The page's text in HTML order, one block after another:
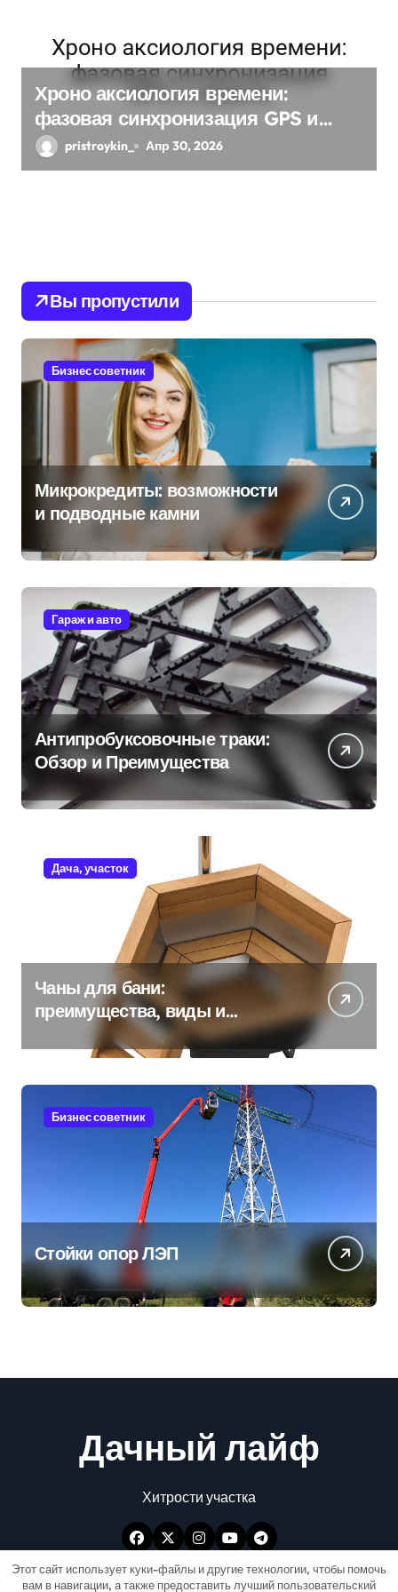
Хроно аксиология времени:
фазовая синхронизация GPS и
памяти
pristroykin_ Апр 30, 2026
Вы пропустили
Бизнес советник
Микрокредиты: возможности
и подводные камни
Гараж и авто
Антипробуксовочные траки:
Обзор и Преимущества
Дача, участок
Чаны для бани:
преимущества, виды и
особенности использования
Бизнес советник
Стойки опор ЛЭП
Дачный лайф
Хитрости участка
Этот сайт использует куки-файлы и другие технологии, чтобы помочь
вам в навигации, а также предоставить лучший пользовательский